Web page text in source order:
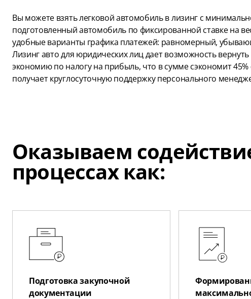
Вы можете взять легковой автомобиль в лизинг с
подготовленный автомобиль по фиксированной ставке на
удобные варианты графика платежей: равномерный,
Лизинг авто для юридических лиц дает возможность
экономию по налогу на прибыль, что в сумме сэкономит
получает круглосуточную поддержку персонального
Оказываем
процессах как:
Подготовка закупочной
документации